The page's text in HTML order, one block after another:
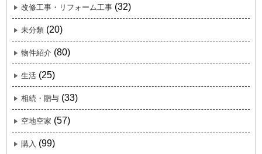
改修工事・リフォーム工事 (32)
未分類 (20)
物件紹介 (80)
生活 (25)
相続・贈与 (33)
空地空家 (57)
購入 (99)